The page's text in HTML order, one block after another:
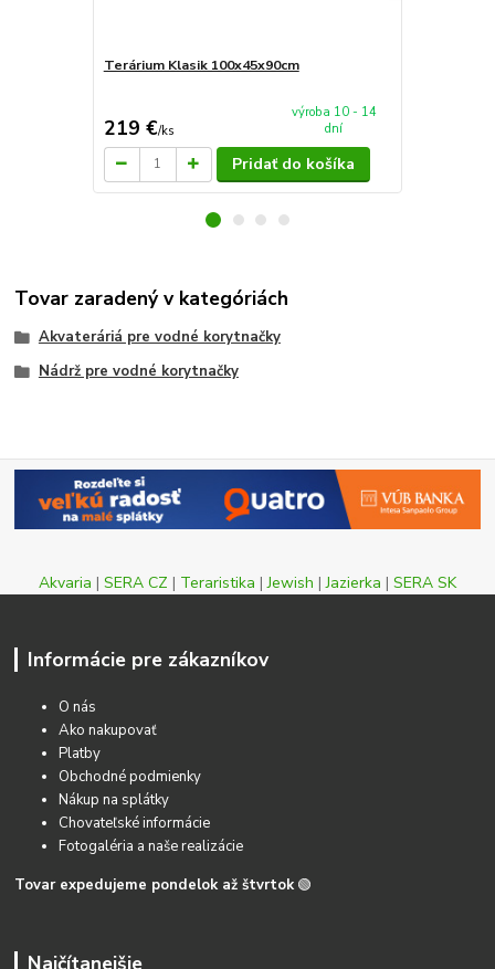
Terárium Klasik 100x45x90cm
219 €/ks
výroba 10 - 14
dní
Pridať do košíka
Tovar zaradený v kategóriách
Akvateráriá pre vodné korytnačky
Nádrž pre vodné korytnačky
Akvaria | SERA CZ | Teraristika |Jewish |Jazierka | SERA SK
Informácie pre zákazníkov
O nás
Ako nakupovať
Platby
Obchodné podmienky
Nákup na splátky
Chovateľské informácie
Fotogaléria a naše realizácie
Tovar expedujeme pondelok až štvrtok 🟢